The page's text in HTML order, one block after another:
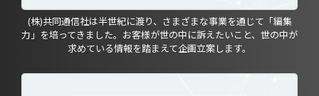
(株)共同通信社は半世紀に渡り、さまざまな事業を通じて「編集
力」を培ってきました。お客様が世の中に訴えたいこと、世の中が
求めている情報を踏まえて企画立案します。